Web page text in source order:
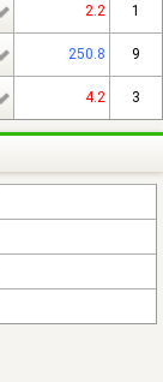
2.2 1
250.8 9
4.2 3